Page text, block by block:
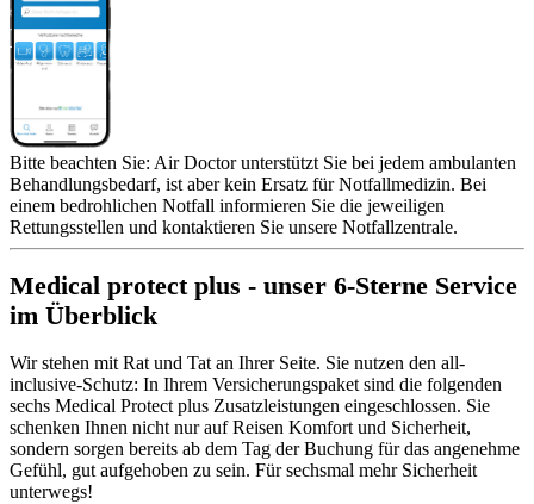
Bitte beachten Sie: Air Doctor unterstützt Sie bei jedem ambulanten
Behandlungsbedarf, ist aber kein Ersatz für Notfallmedizin. Bei
einem bedrohlichen Notfall informieren Sie die jeweiligen
Rettungsstellen und kontaktieren Sie unsere Notfallzentrale.
Medical protect plus - unser 6-Sterne Service
im Überblick
Wir stehen mit Rat und Tat an Ihrer Seite. Sie nutzen den all-
inclusive-Schutz: In Ihrem Versicherungspaket sind die folgenden
sechs Medical Protect plus Zusatzleistungen eingeschlossen. Sie
schenken Ihnen nicht nur auf Reisen Komfort und Sicherheit,
sondern sorgen bereits ab dem Tag der Buchung für das angenehme
Gefühl, gut aufgehoben zu sein. Für sechsmal mehr Sicherheit
unterwegs!